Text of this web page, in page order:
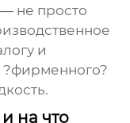
не просто
и
?фирменного?
на что